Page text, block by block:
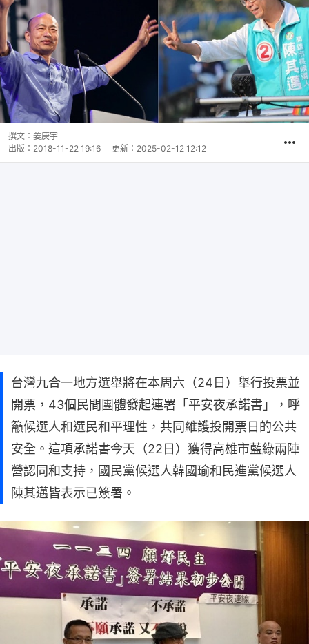
撰文： 姜庚宇
出版： 2018-11-22 19:16 更新： 2025-02-12 12:12
台灣九合一地方選舉將在本周六（24日）舉行投票並
開票，43個民間團體發起連署「平安夜承諾書」，呼
籲候選人和選民和平理性，共同維護投開票日的公共
安全。這項承諾書今天（22日）獲得高雄市藍綠兩陣
營認同和支持，國民黨候選人韓國瑜和民進黨候選人
陳其邁皆表示已簽署。